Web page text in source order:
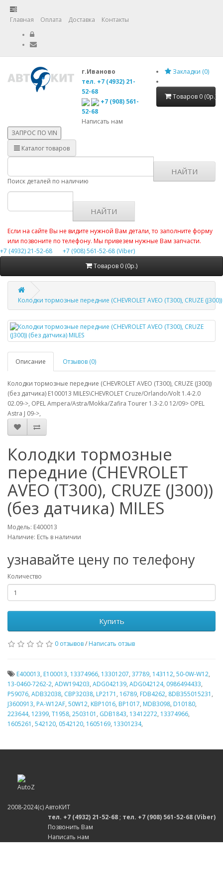
Главная Оплата Доставка Контакты
г.Иваново
тел. +7 (4932) 21-
52-68
+7 (908) 561-
52-68
Написать нам
Закладки (0)
Товаров 0 (0р.)
ЗАПРОС ПО VIN
Каталог товаров
Поиск деталей по наличию
НАЙТИ
НАЙТИ
Если на сайте Вы не видите нужной Вам детали, то заполните форму
или позвоните по телефону. Мы привезем нужные Вам запчасти.
+7 (4932) 21-52-68
+7 (908) 561-52-68 (Viber)
Товаров 0 (0р.)
Колодки тормозные передние (CHEVROLET AVEO (T300), CRUZE (J300))
Описание Отзывов (0)
Колодки тормозные передние (CHEVROLET AVEO (T300), CRUZE (J300))
(без датчика) E100013 MILES\CHEVROLET Cruze/Orlando/Volt 1.4-2.0
02.09->, OPEL Ampera/Astra/Mokka/Zafira Tourer 1.3-2.0 12/09> OPEL
Astra J 09->,
Колодки тормозные
передние (CHEVROLET
AVEO (T300), CRUZE (J300))
(без датчика) MILES
Модель: E400013
Наличие: Есть в наличии
узнавайте цену по телефону
Количество
Купить
0 отзывов/ Написать отзыв
E400013, E100013, 13374966, 13301207, 37789, 143112, 50-0W-W12,
13-0460-7262-2, ADW194203, ADG042139, ADG042124, 0986494433,
P59076, ADB32038, CBP32038, LP2171 , 16789, FDB4262, 8DB355015231 ,
J3600913, PA-W12AF, 50W12, KBP1016, BP1017, MDB3098, D10180,
223644, 12399, T1958, 2503101 , GDB1843, 13412272, 13374966,
1605261 , 542120, 0542120, 1605169, 13301234,
2008-2024(c) АвтоКИТ
тел. +7 (4932) 21-52-68 ; тел. +7 (908) 561-52-68 (Viber)
Позвонить Вам
Написать нам